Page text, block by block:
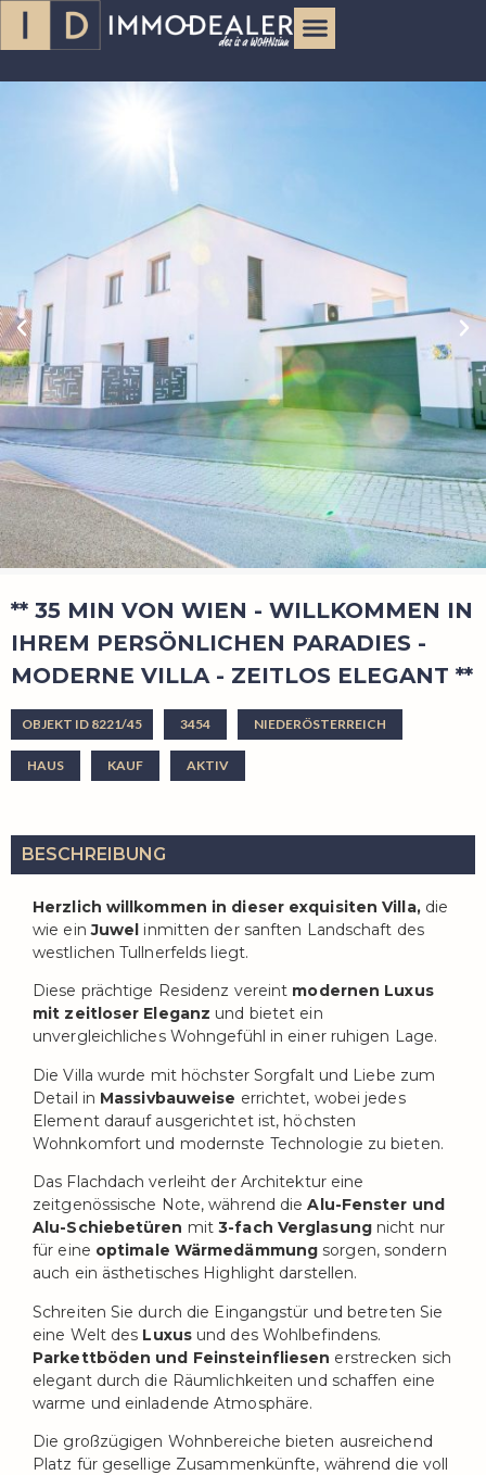
** 35 MIN VON WIEN - WILLKOMMEN IN
IHREM PERSÖNLICHEN PARADIES -
MODERNE VILLA - ZEITLOS ELEGANT **
OBJEKT ID 8221/45 3454 NIEDERÖSTERREICH
HAUS KAUF AKTIV
BESCHREIBUNG
Herzlich willkommen in dieser exquisiten Villa,die
wie einJuwel inmitten der sanften Landschaft des
westlichen Tullnerfelds liegt.
Diese prächtige Residenz vereint modernen Luxus
mit zeitloser Eleganz und bietet ein
unvergleichliches Wohngefühl in einer ruhigen Lage.
Die Villa wurde mit höchster Sorgfalt und Liebe zum
Detail in Massivbauweise errichtet, wobei jedes
Element darauf ausgerichtet ist, höchsten
Wohnkomfort und modernste Technologie zu bieten.
Das Flachdach verleiht der Architektur eine
zeitgenössische Note, während dieAlu-Fenster und
Alu-Schiebetüren mit3-fach Verglasung nicht nur
für eine optimale Wärmedämmung sorgen, sondern
auch ein ästhetisches Highlight darstellen.
Schreiten Sie durch die Eingangstür und betreten Sie
eine Welt des Luxusund des Wohlbefindens.
Parkettböden und Feinsteinfliesen erstrecken sich
elegant durch die Räumlichkeiten und schaffen eine
warme und einladende Atmosphäre.
Die großzügigen Wohnbereiche bieten ausreichend
Platz für gesellige Zusammenkünfte, während die voll